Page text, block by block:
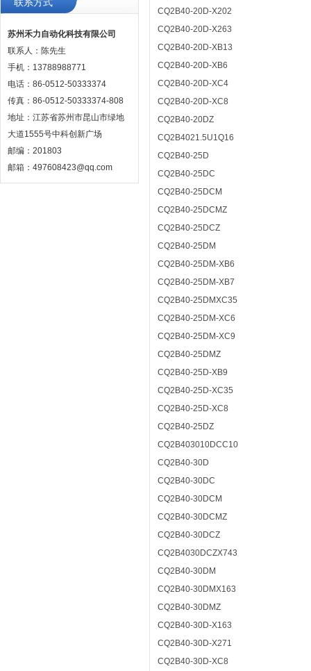
联系方式
苏州禾力自动化科技有限公司
联系人：陈先生
手机：13788988771
电话：86-0512-50333374
传真：86-0512-50333374-808
地址：江苏省苏州市昆山市绿地
大道1555号中科创新广场
邮编：201803
邮箱：497608423@qq.com
CQ2B40-20D-X202
CQ2B40-20D-X263
CQ2B40-20D-XB13
CQ2B40-20D-XB6
CQ2B40-20D-XC4
CQ2B40-20D-XC8
CQ2B40-20DZ
CQ2B4021.5U1Q16
CQ2B40-25D
CQ2B40-25DC
CQ2B40-25DCM
CQ2B40-25DCMZ
CQ2B40-25DCZ
CQ2B40-25DM
CQ2B40-25DM-XB6
CQ2B40-25DM-XB7
CQ2B40-25DMXC35
CQ2B40-25DM-XC6
CQ2B40-25DM-XC9
CQ2B40-25DMZ
CQ2B40-25D-XB9
CQ2B40-25D-XC35
CQ2B40-25D-XC8
CQ2B40-25DZ
CQ2B403010DCC10
CQ2B40-30D
CQ2B40-30DC
CQ2B40-30DCM
CQ2B40-30DCMZ
CQ2B40-30DCZ
CQ2B4030DCZX743
CQ2B40-30DM
CQ2B40-30DMX163
CQ2B40-30DMZ
CQ2B40-30D-X163
CQ2B40-30D-X271
CQ2B40-30D-XC8